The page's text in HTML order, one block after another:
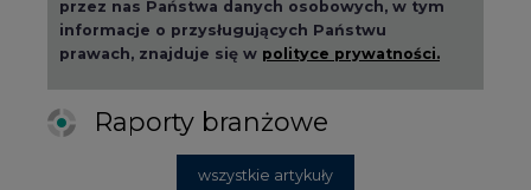
przez nas Państwa danych osobowych, w tym
informacje o przysługujących Państwu
prawach, znajduje się w polityce prywatności.
Raporty branżowe
wszystkie artykuły